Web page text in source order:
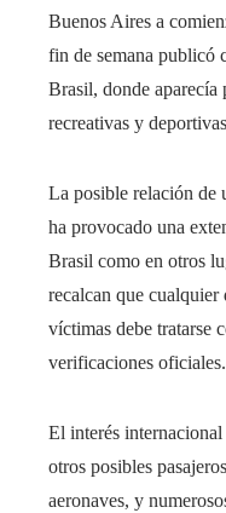
Buenos Aires a
fin de semana publicó
Brasil, donde aparecía
recreativas y
La posible relación de
ha provocado una
Brasil como en otros
recalcan que cualquier
víctimas debe tratarse
verificaciones oficiales.
El interés
otros posibles
aeronaves, y